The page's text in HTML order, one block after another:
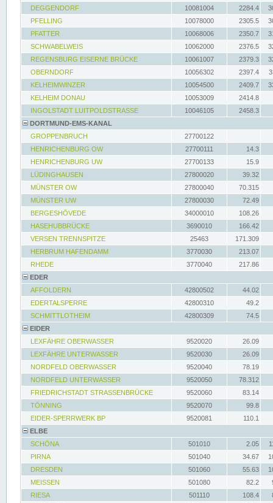
DEGGENDORF
10081004 2284.4
PFELLING
10078000 2305.5
PFATTER
10068006 2350.7
SCHWABELWEIS
10062000 2376.5
REGENSBURG EISERNE BRÜCKE
10061007 2379.3
OBERNDORF
10056302 2397.4
KELHEIMWINZER
10054500 2409.7
KELHEIM DONAU
10053009
2414.8
INGOLSTADT LUITPOLDSTRASSE
10046105
2458.3
DORTMUND-EMS-KANAL
GROPPENBRUCH
27700122
HENRICHENBURG OW
27700111
14.3
HENRICHENBURG UW
27700133
15.9
LÜDINGHAUSEN
27800020
39.32
MÜNSTER OW
27800040
70.315
MÜNSTER UW
27800030
72.49
BERGESHÖVEDE
34000010
108.26
HASEHUBBRÜCKE
3690010
166.42
VERSEN TRENNSPITZE
25463
171.309
HERBRUM HAFENDAMM
3770030
213.07
RHEDE
3770040
217.86
EDER
AFFOLDERN
42800502
44.02
EDERTALSPERRE
42800310
49.2
SCHMITTLOTHEIM
42800309
74.5
EIDER
LEXFÄHRE OBERWASSER
9520020
26.09
LEXFÄHRE UNTERWASSER
9520030
26.09
NORDFELD OBERWASSER
9520040
78.19
NORDFELD UNTERWASSER
9520050
78.312
FRIEDRICHSTADT STRASSENBRÜCKE
9520060
83.14
TÖNNING
9520070
99.8
EIDER-SPERRWERK BP
9520081
110.1
ELBE
SCHÖNA
501010 2.05
PIRNA
501040 34.67
DRESDEN
501060 55.63
MEISSEN
501080 82.2
RIESA
501110 108.4